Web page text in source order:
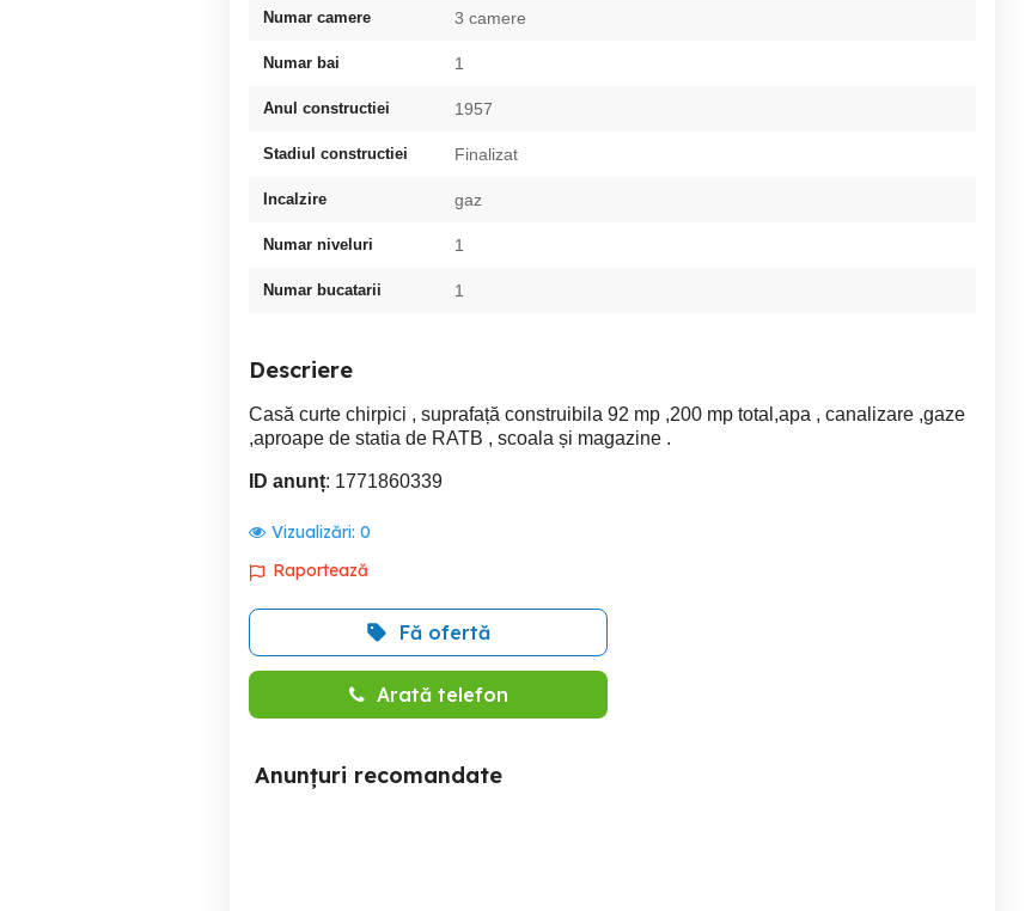
Numar camere 3 camere
Numar bai 1
Anul constructiei 1957
Stadiul constructiei Finalizat
Incalzire gaz
Numar niveluri 1
Numar bucatarii 1
Descriere
Casă curte chirpici , suprafață construibila 92 mp ,200 mp total,apa , canalizare ,gaze
,aproape de statia de RATB , scoala și magazine .
ID anunț: 1771860339
Vizualizări: 0
Raportează
Fă ofertă
Arată telefon
Anunțuri recomandate